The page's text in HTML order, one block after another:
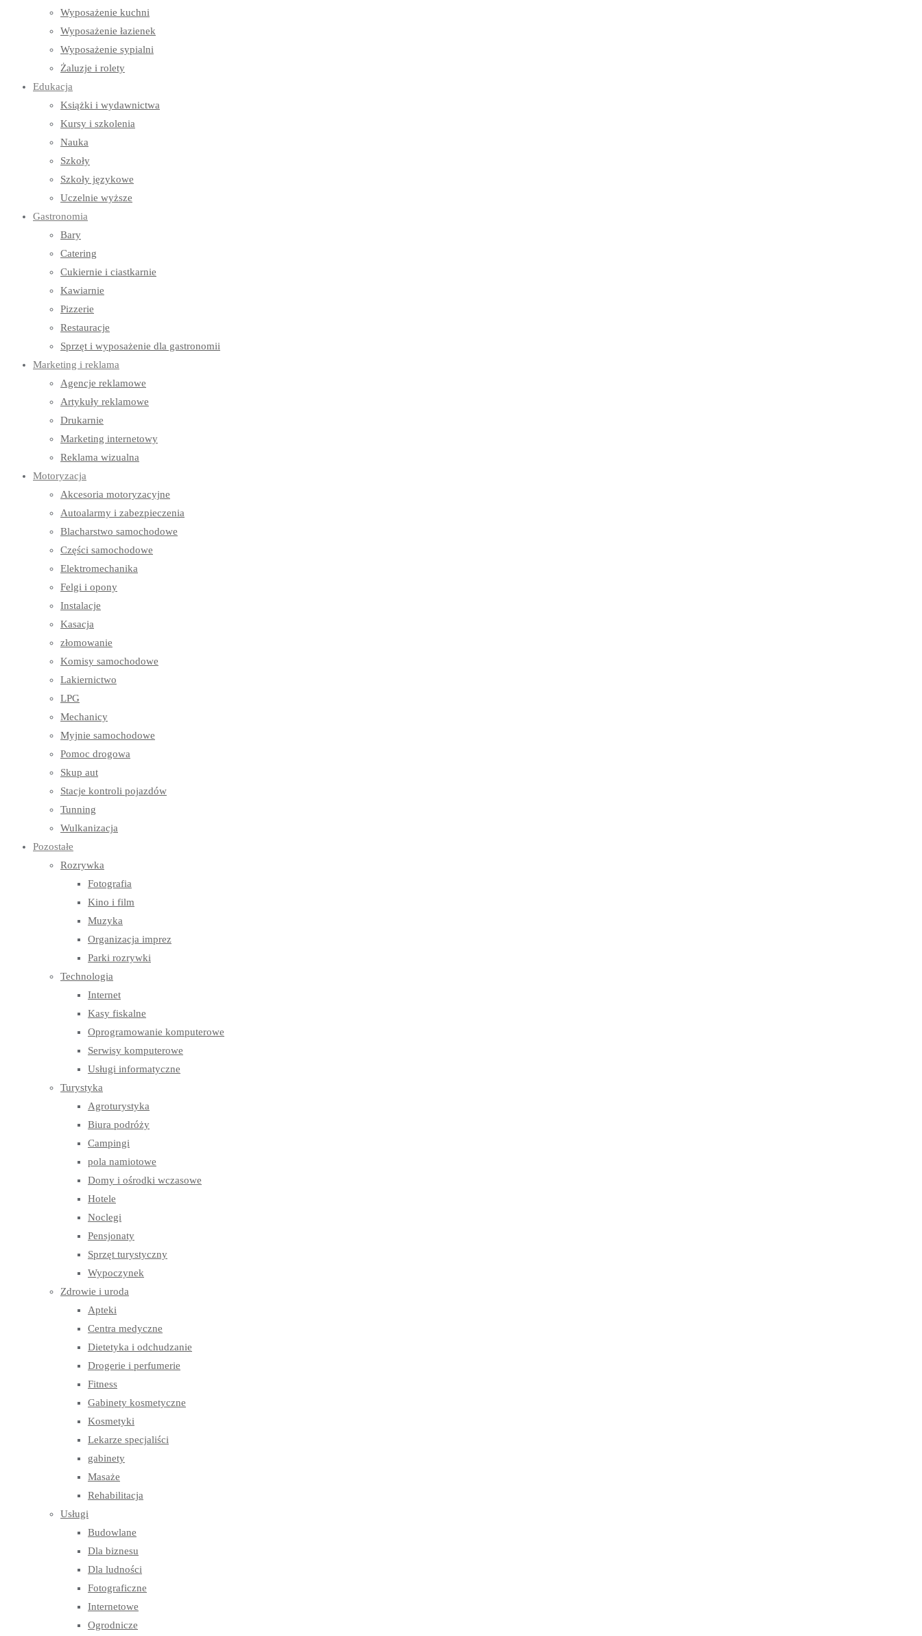
Wyposażenie kuchni
Wyposażenie łazienek
Wyposażenie sypialni
Żaluzje i rolety
Edukacja
Książki i wydawnictwa
Kursy i szkolenia
Nauka
Szkoły
Szkoły językowe
Uczelnie wyższe
Gastronomia
Bary
Catering
Cukiernie i ciastkarnie
Kawiarnie
Pizzerie
Restauracje
Sprzęt i wyposażenie dla gastronomii
Marketing i reklama
Agencje reklamowe
Artykuły reklamowe
Drukarnie
Marketing internetowy
Reklama wizualna
Motoryzacja
Akcesoria motoryzacyjne
Autoalarmy i zabezpieczenia
Blacharstwo samochodowe
Części samochodowe
Elektromechanika
Felgi i opony
Instalacje
Kasacja
złomowanie
Komisy samochodowe
Lakiernictwo
LPG
Mechanicy
Myjnie samochodowe
Pomoc drogowa
Skup aut
Stacje kontroli pojazdów
Tunning
Wulkanizacja
Pozostałe
Rozrywka
Fotografia
Kino i film
Muzyka
Organizacja imprez
Parki rozrywki
Technologia
Internet
Kasy fiskalne
Oprogramowanie komputerowe
Serwisy komputerowe
Usługi informatyczne
Turystyka
Agroturystyka
Biura podróży
Campingi
pola namiotowe
Domy i ośrodki wczasowe
Hotele
Noclegi
Pensjonaty
Sprzęt turystyczny
Wypoczynek
Zdrowie i uroda
Apteki
Centra medyczne
Dietetyka i odchudzanie
Drogerie i perfumerie
Fitness
Gabinety kosmetyczne
Kosmetyki
Lekarze specjaliści
gabinety
Masaże
Rehabilitacja
Usługi
Budowlane
Dla biznesu
Dla ludności
Fotograficzne
Internetowe
Ogrodnicze